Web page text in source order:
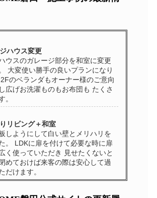
ハウス変更
ウスのガレージ部分を和室に変更
大変使い勝手の良いプランになり
のベランダもオーナー様のご意向
広げお洗濯ものもお布団も たくさ
。
リビング＋和室
しようにして白い壁とメリハリを
。 LDKに扉を付けて必要な時に扉
く使っていただき 見せたくないと
めておけば来客の際は安心して過
だけます。